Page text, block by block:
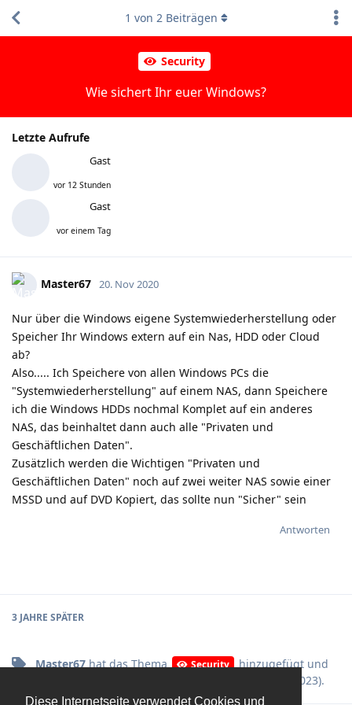
Diese Internetseite verwendet Cookies und
Security
Wie sichert Ihr euer Windows?
Letzte Aufrufe
Gast
vor 12 Stunden
Gast
vor einem Tag
1 von 2Beiträgen
Master67 20. Nov 2020
Nur über die Windows eigene Systemwiederherstellung oder
Speicher Ihr Windows extern auf ein Nas, HDD oder Cloud
ab?
Also..... Ich Speichere von allen Windows PCs die
"Systemwiederherstellung" auf einem NAS, dann Speichere
ich die Windows HDDs nochmal Komplet auf ein anderes
NAS, das beinhaltet dann auch alle "Privaten und
Geschäftlichen Daten".
Zusätzlich werden die Wichtigen "Privaten und
Geschäftlichen Daten" noch auf zwei weiter NAS sowie einer
MSSD und auf DVD Kopiert, das sollte nun "Sicher" sein
Antworten
3 JAHRE SPÄTER
Master67 hat das Thema Security
hinzugefügt und
30. Juli 2023).